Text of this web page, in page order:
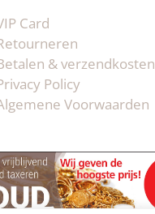
Card
& verzendkosten
Policy
Voorwaarden